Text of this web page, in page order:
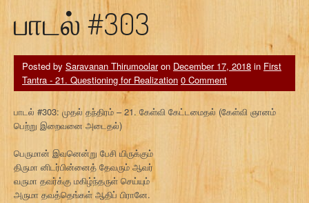
பாடல் #303
Posted by Saravanan Thirumoolaron December 17, 2018 in First
Tantra - 21. Questioning for Realization 0 Comment
பாடல் #303: முதல் தந்திரம் – 21. கேள்வி கேட்டமைதல் (கேள்வி ஞானம்
பெற்று இறைவனை அடைதல்)
பெருமான் இவனென்று பேசி யிருக்கும்
திருமா னிடர்பின்னைத் தேவரும் ஆவர்
வருமா தவர்க்கு மகிழ்ந்தருள் செய்யும்
அருமா தவத்தெங்கள் ஆதிப் பிரானே.